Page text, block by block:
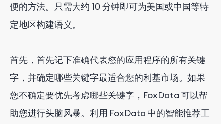
便的方法。只需大约 10 分钟即可为美国或中国等特
定地区构建语义。
首先，首先记下准确代表您的应用程序的所有关键
字，并确定哪些关键字最适合您的利基市场。如果
您不确定要优先考虑哪些关键字，FoxData 可以帮
助您进行头脑风暴。利用 FoxData 中的智能推荐工